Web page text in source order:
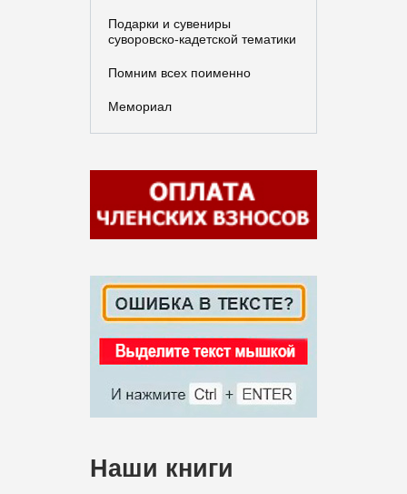
Подарки и сувениры
суворовско-кадетской тематики
Помним всех поименно
Мемориал
Наши книги